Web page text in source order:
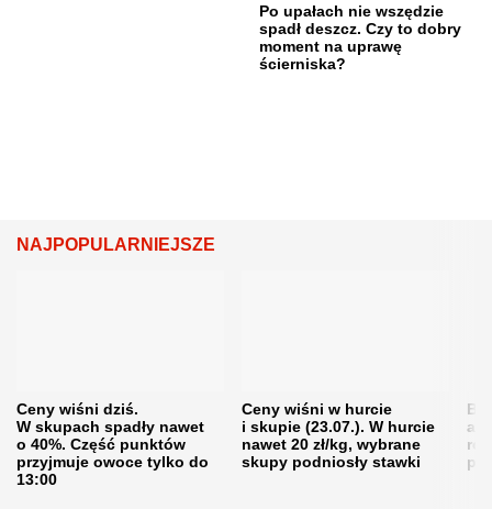
Po upałach nie wszędzie
spadł deszcz. Czy to dobry
moment na uprawę
ścierniska?
NAJPOPULARNIEJSZE
Ceny wiśni dziś.
W skupach spadły nawet
o 40%. Część punktów
przyjmuje owoce tylko do
13:00
Ceny wiśni w hurcie
i skupie (23.07.). W hurcie
nawet 20 zł/kg, wybrane
skupy podniosły stawki